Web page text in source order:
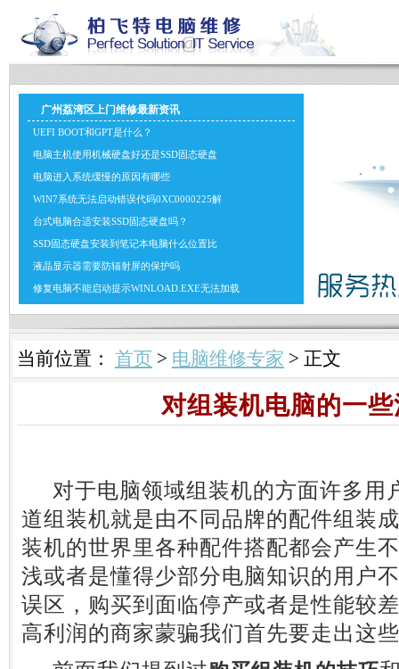
广州荔湾区上门维修最新资讯
UEFI BOOT和GPT是什么？
电脑主机使用机械硬盘好还是SSD固态硬盘
电脑进入系统缓慢的原因有哪些
WIN7系统无法启动错误代码0XC0000225解
台式电脑合适安装SSD固态硬盘吗？
SSD固态硬盘安装到笔记本电脑什么位置比
液晶显示器需要防辐射屏的保护吗
修复电脑不能启动提示WINLOAD.EXE无法加载
当前位置： 首页 > 电脑维修专家 > 正文
对组装机电脑的一
对于电脑领域组装机的方面许多用
道组装机就是由不同品牌的配件组装
装机的世界里各种配件搭配都会产生
浅或者是懂得少部分电脑知识的用户
误区，购买到面临停产或者是性能较
高利润的商家蒙骗我们首先要走出这